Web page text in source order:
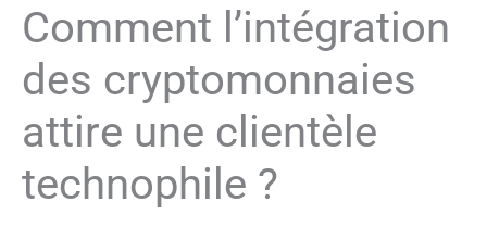
Comment l’intégration
des cryptomonnaies
attire une clientèle
technophile ?